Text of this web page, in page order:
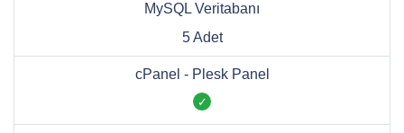
MySQL Veritabanı
5 Adet
cPanel - Plesk Panel